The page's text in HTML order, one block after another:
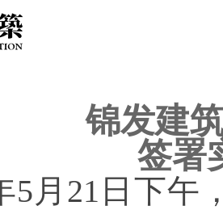
锦发建
签署
5月21日下